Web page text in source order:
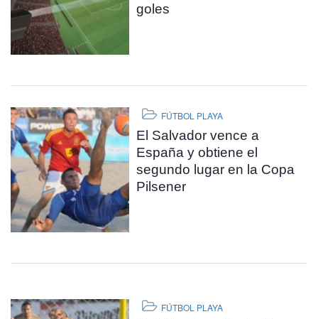
goles
FÚTBOL PLAYA
El Salvador vence a
España y obtiene el
segundo lugar en la Copa
Pilsener
FÚTBOL PLAYA